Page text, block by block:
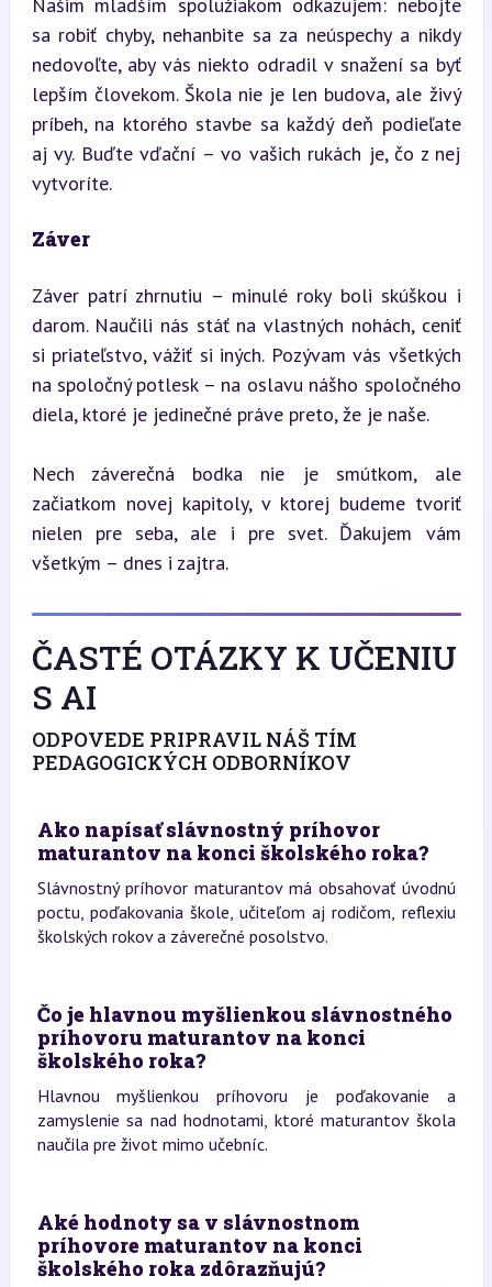
sa robiť chyby, nehanbite sa za neúspechy a nikdy
nedovoľte, aby vás niekto odradil v snažení sa byť
lepším človekom. Škola nie je len budova, ale živý
príbeh, na ktorého stavbe sa každý deň podieľate
aj vy. Buďte vďační – vo vašich rukách je, čo z nej
vytvoríte.
Záver
Záver patrí zhrnutiu – minulé roky boli skúškou i
darom. Naučili nás stáť na vlastných nohách, ceniť
si priateľstvo, vážiť si iných. Pozývam vás všetkých
na spoločný potlesk – na oslavu nášho spoločného
diela, ktoré je jedinečné práve preto, že je naše.
Nech záverečná bodka nie je smútkom, ale
začiatkom novej kapitoly, v ktorej budeme tvoriť
nielen pre seba, ale i pre svet. Ďakujem vám
všetkým – dnes i zajtra.
ČASTÉ OTÁZKY K UČENIU
S AI
ODPOVEDE PRIPRAVIL NÁŠ TÍM
PEDAGOGICKÝCH ODBORNÍKOV
Ako napísať slávnostný príhovor
maturantov na konci školského roka?
Slávnostný príhovor maturantov má obsahovať úvodnú
poctu, poďakovania škole, učiteľom aj rodičom, reflexiu
školských rokov a záverečné posolstvo.
Čo je hlavnou myšlienkou slávnostného
príhovoru maturantov na konci
školského roka?
Hlavnou myšlienkou príhovoru je poďakovanie a
zamyslenie sa nad hodnotami, ktoré maturantov škola
naučila pre život mimo učebníc.
Aké hodnoty sa v slávnostnom
príhovore maturantov na konci
školského roka zdôrazňujú?